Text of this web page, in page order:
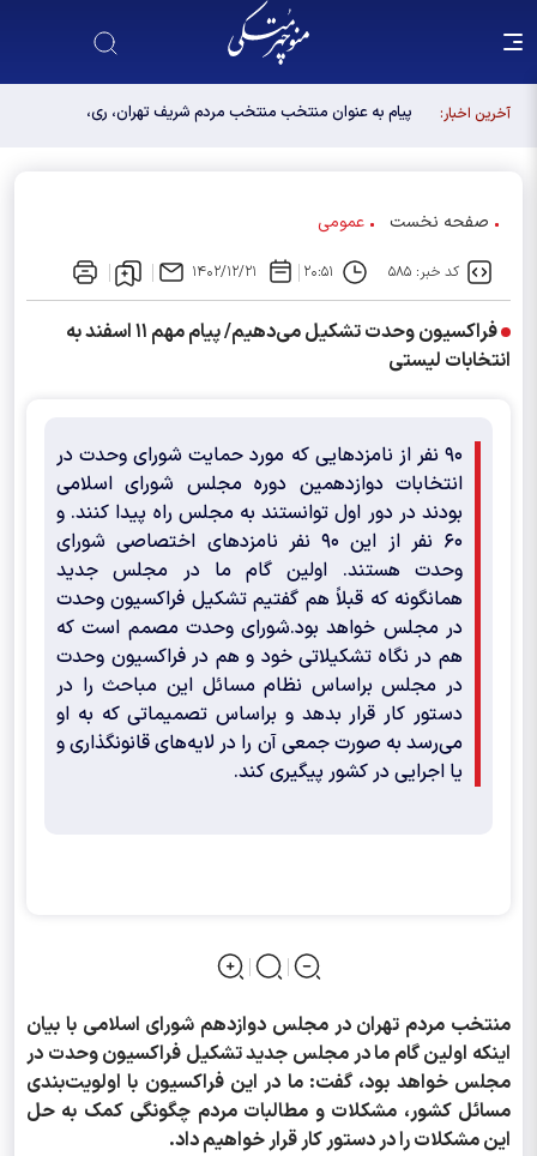
آخرین اخبار:
پیام به عنوان منتخب منتخب مردم شریف تهران، ری،
صفحه نخست عمومی
کد خبر: ۵۸۵ ۲۰:۵۱ ۱۴۰۲/۱۲/۲۱
فراکسیون وحدت تشکیل می‌دهیم/ پیام مهم ۱۱ اسفند به
انتخابات لیستی
۹۰ نفر از نامزدهایی که مورد حمایت شورای وحدت در
انتخابات دوازدهمین دوره مجلس شورای اسلامی
بودند در دور اول توانستند به مجلس راه پیدا کنند. و
۶۰ نفر از این ۹۰ نفر نامزدهای اختصاصی شورای
وحدت هستند. اولین گام ما در مجلس جدید
همانگونه که قبلاً هم گفتیم تشکیل فراکسیون وحدت
در مجلس خواهد بود.شورای وحدت مصمم است که
هم در نگاه تشکیلاتی خود و هم در فراکسیون وحدت
در مجلس براساس نظام مسائل این مباحث را در
دستور کار قرار بدهد و براساس تصمیماتی که به او
می‌رسد به صورت جمعی آن را در لایه‌های قانونگذاری و
یا اجرایی در کشور پیگیری کند.
منتخب مردم تهران در مجلس دوازدهم شورای اسلامی با بیان
اینکه اولین گام ما در مجلس جدید تشکیل فراکسیون وحدت در
مجلس خواهد بود، گفت: ما در این فراکسیون با اولویت‌بندی
مسائل کشور، مشکلات و مطالبات مردم چگونگی کمک به حل
این مشکلات را در دستور کار قرار خواهیم داد.